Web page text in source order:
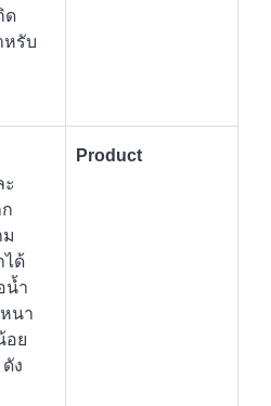
ด
หรับ
ได้
น้ำ
นา
อย
ง
Product